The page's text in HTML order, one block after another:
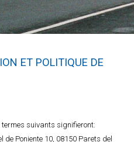
ET POLITIQUE DE
suivants signifieront:
Poniente 10, 08150 Parets del